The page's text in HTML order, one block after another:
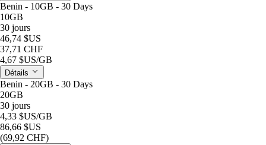
Benin - 10GB - 30 Days
10GB
30 jours
46,74 $US
37,71 CHF
4,67 $US/GB
Détails
Benin - 20GB - 30 Days
20GB
30 jours
4,33 $US/GB
86,66 $US
(69,92 CHF)